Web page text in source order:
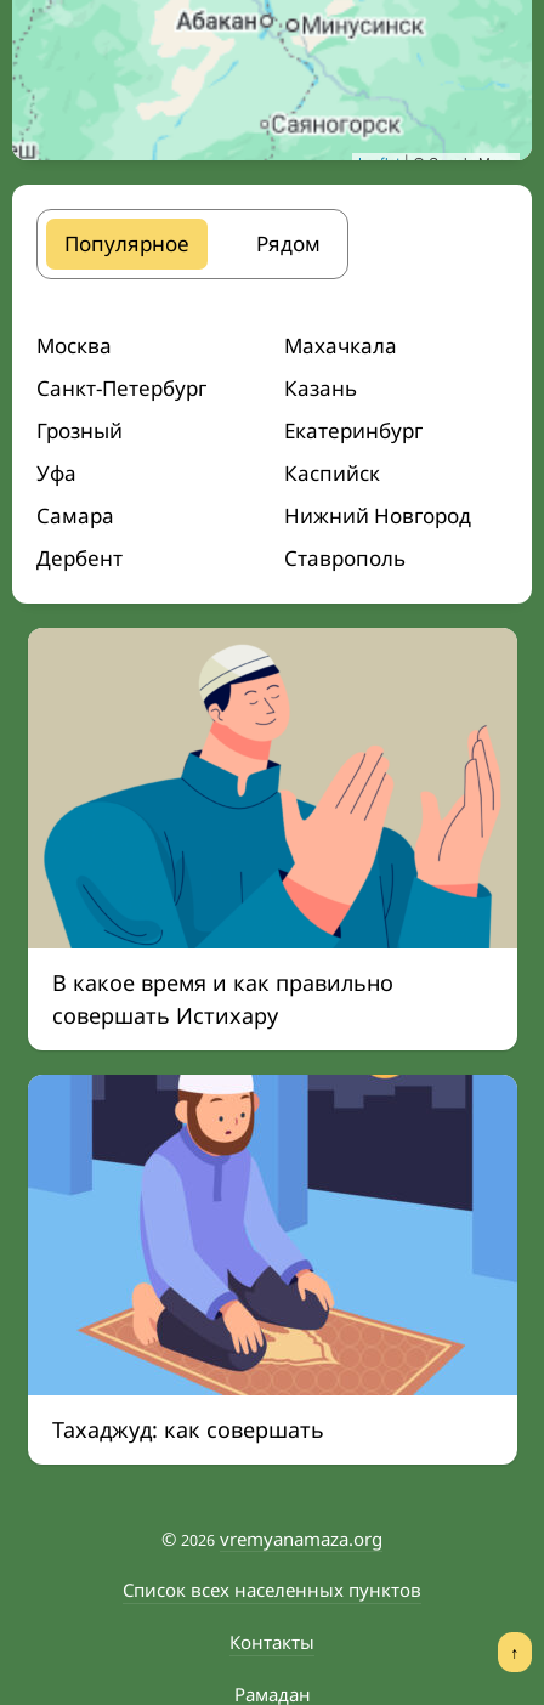
Leaflet| © Google Maps
Популярное Рядом
Москва
Махачкала
Санкт-Петербург
Казань
Грозный
Екатеринбург
Уфа
Каспийск
Самара
Нижний Новгород
Дербент
Ставрополь
В какое время и как правильно
совершать Истихару
Тахаджуд: как совершать
© 2026 vremyanamaza.org
Список всех населенных пунктов
Контакты
Рамадан
↑